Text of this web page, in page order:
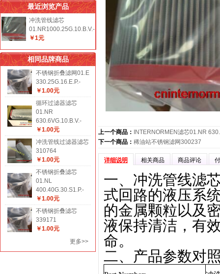
最近浏览产品
冲洗管线滤芯
01.NR1000.25G.10.B.V.-
￥1元
相同品牌商品
不锈钢折叠滤网01.E
330.25G.16.E.P.-
￥1.00元
循环过滤器滤芯
01.NR
630.6VG.10.B.V.-
￥1.00元
冲洗管线过滤器滤芯
310764
￥1.00元
不锈钢折叠滤芯
01.NL
400.40G.30.S1.P.-
￥1.00元
不锈钢折叠滤芯
339171
￥1.00元
更多>>
上一个商品：
INTERNORMEN滤芯01.NR
下一个商品： 稀油站不锈钢滤网300237
详细说明 相关商品 商品评论
一、冲洗管线滤
式回路的液压系
的金属颗粒以及
液保持清洁，有
命。
二、产品参数对